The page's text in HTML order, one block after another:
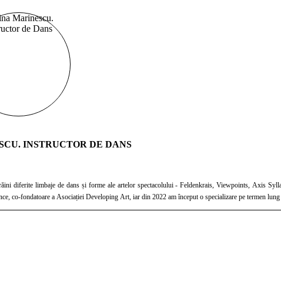
INSTRUCTOR DE DANS
diferite limbaje de dans și forme ale artelor spectacolului - Feldenkrais, Viewpoints, Axis
Dance, co-fondatoare a Asociației Developing Art, iar din 2022 am început o specializare pe termen